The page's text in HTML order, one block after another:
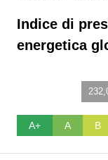
Indice di
energetica
A+ A B